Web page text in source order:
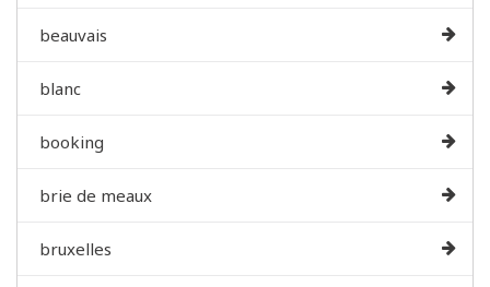
beauvais
blanc
booking
brie de meaux
bruxelles